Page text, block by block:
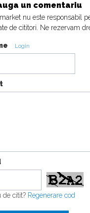
un comentariu
nu este responsabil
de cititori. Ne rezervam
Login
de citit? Regenerare cod